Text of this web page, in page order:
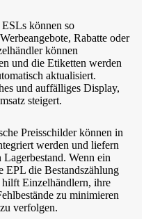
können so
Rabatte oder
können
und die Etiketten werden
aktualisiert.
und auffälliges Display,
steigert.
Preisschilder können in
werden und liefern
Wenn ein
die Bestandszählung
Einzelhändlern, ihre
zu minimieren
verfolgen.